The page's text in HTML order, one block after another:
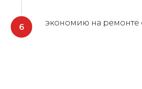
экономию на ремонте